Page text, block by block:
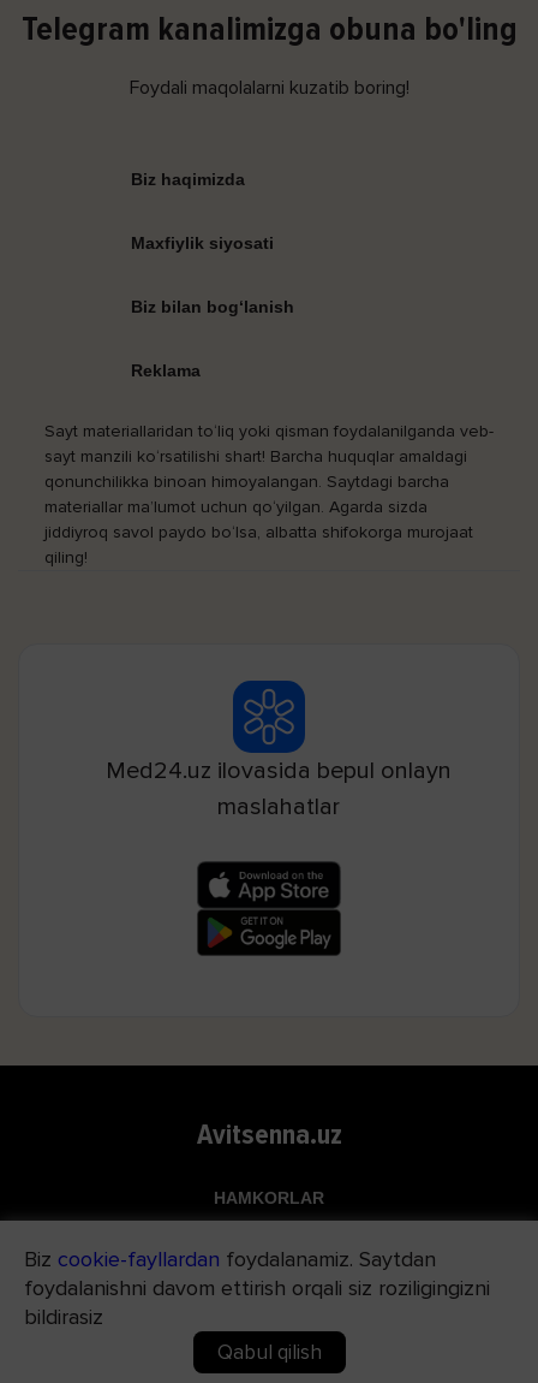
Telegram kanalimizga obuna bo'ling
Foydali maqolalarni kuzatib boring!
Biz haqimizda
Maxfiylik siyosati
Biz bilan bog‘lanish
Reklama
Sayt materiallaridan to‘liq yoki qisman foydalanilganda veb-
sayt manzili ko‘rsatilishi shart! Barcha huquqlar amaldagi
qonunchilikka binoan himoyalangan. Saytdagi barcha
materiallar ma’lumot uchun qo‘yilgan. Agarda sizda
jiddiyroq savol paydo bo‘lsa, albatta shifokorga murojaat
qiling!
Med24.uz ilovasida bepul onlayn
maslahatlar
Avitsenna.uz
HAMKORLAR
Apteka.uz
Med24.uz
Biz cookie-fayllardan foydalanamiz. Saytdan
foydalanishni davom ettirish orqali siz roziligingizni
bildirasiz
Qabul qilish